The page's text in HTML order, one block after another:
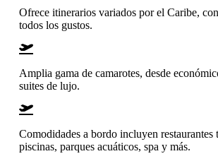
Ofrece itinerarios variados por el Caribe,
todos los gustos.
Amplia gama de camarotes, desde
suites de lujo.
Comodidades a bordo incluyen restaurantes
piscinas, parques acuáticos, spa y más.